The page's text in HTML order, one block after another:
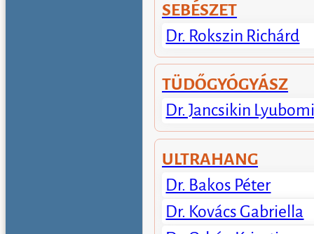
SEBÉSZET
Dr. Rokszin Richárd
TÜDŐGYÓGYÁSZ
Dr. Jancsikin
ULTRAHANG
Dr. Bakos Péter
Dr. Kovács Gabriella